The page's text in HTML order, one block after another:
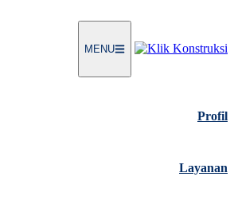
MENU
Profil
Layanan